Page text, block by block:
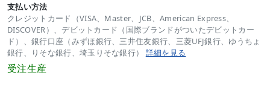
支払い方法
クレジットカード（VISA、Master、JCB、American Express、
DISCOVER）、デビットカード（国際ブランドがついたデビットカー
ド）、銀行口座（みずほ銀行、三井住友銀行、三菱UFJ銀行、ゆうちょ
銀行、りそな銀行、埼玉りそな銀行） 詳細を見る
受注生産